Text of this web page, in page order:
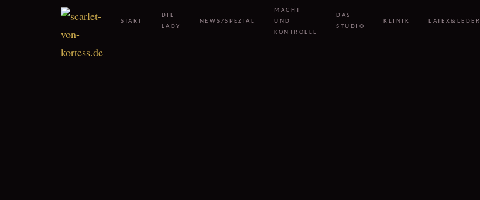
START
DIE
LADY
NEWS/SPEZIAL
MACHT
UND
KONTROLLE
DAS
STUDIO
KLINIK LATEX&LEDER